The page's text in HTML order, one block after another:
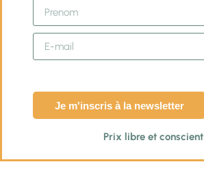
Je m'inscris à la newsletter
Prix libre et conscient